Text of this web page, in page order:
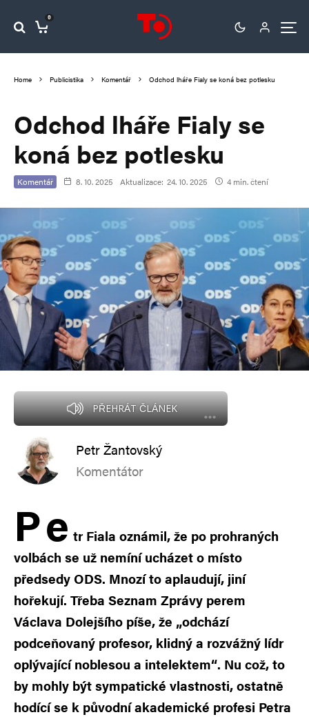
0
Home Publicistika Komentář Odchod lháře Fialy se koná bez potlesku
Odchod lháře Fialy se
koná bez potlesku
Komentář 8. 10. 2025 Aktualizace: 24. 10. 2025 4 min. čtení
PŘEHRÁT ČLÁNEK
Petr Žantovský
Komentátor
Pe tr Fiala oznámil, že po prohraných
volbách se už nemíní ucházet o místo
předsedy ODS. Mnozí to aplaudují, jiní
hořekují. Třeba Seznam Zprávy perem
Václava Dolejšího píše, že „odchází
podceňovaný profesor, klidný a rozvážný lídr
oplývající noblesou a intelektem“. Nu což, to
by mohly být sympatické vlastnosti, ostatně
hodící se k původní akademické profesi Petra